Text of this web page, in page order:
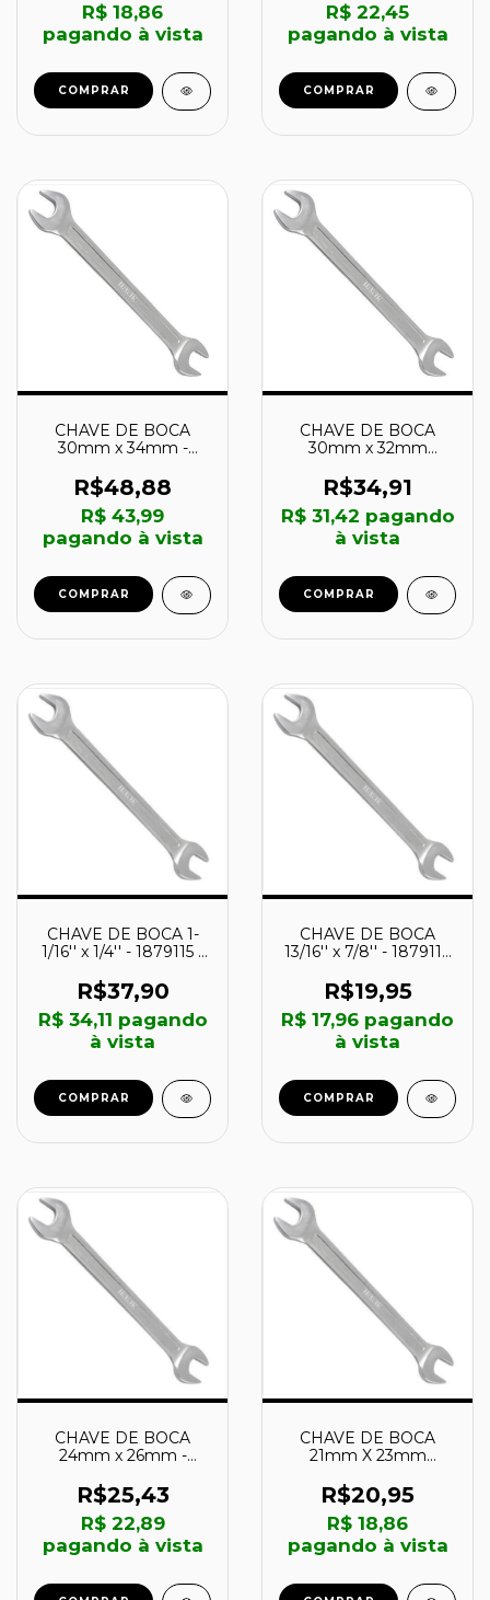
R$ 18,86
pagando à vista
COMPRAR
R$ 22,45
pagando à vista
COMPRAR
CHAVE DE BOCA
30mm x 34mm -
R$48,88
R$ 43,99
pagando à vista
COMPRAR
CHAVE DE BOCA
30mm x 32mm
R$34,91
R$ 31,42 pagando
à vista
COMPRAR
CHAVE DE BOCA 1-
1/16'' x 1/4'' - 1879115 -
R$37,90
R$ 34,11 pagando
à vista
COMPRAR
CHAVE DE BOCA
13/16'' x 7/8'' - 1879113
R$19,95
R$ 17,96 pagando
à vista
COMPRAR
CHAVE DE BOCA
24mm x 26mm -
R$25,43
R$ 22,89
pagando à vista
CHAVE DE BOCA
21mm X 23mm
R$20,95
R$ 18,86
pagando à vista